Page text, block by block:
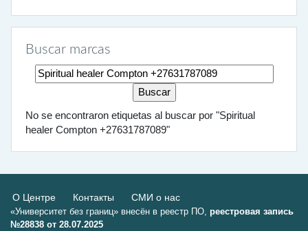
Buscar marcas
Buscar marcas
No se encontraron etiquetas al buscar por "Spiritual
healer Compton +27631787089"
О Центре Контакты СМИ о нас
«Университет без границ» внесён в реестр ПО, реестровая запись
№28838 от 28.07.2025